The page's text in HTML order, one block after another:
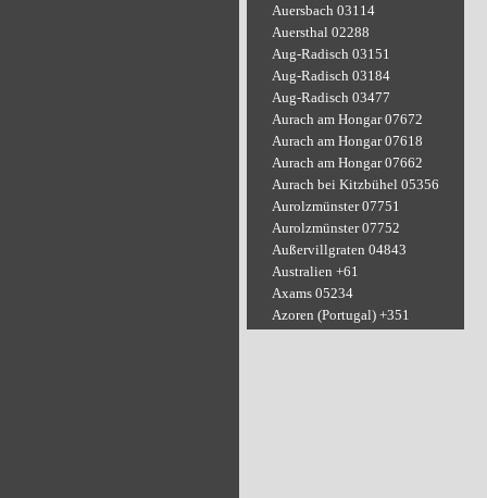
Auersbach 03114
Auersthal 02288
Aug-Radisch 03151
Aug-Radisch 03184
Aug-Radisch 03477
Aurach am Hongar 07672
Aurach am Hongar 07618
Aurach am Hongar 07662
Aurach bei Kitzbühel 05356
Aurolzmünster 07751
Aurolzmünster 07752
Außervillgraten 04843
Australien +61
Axams 05234
Azoren (Portugal) +351